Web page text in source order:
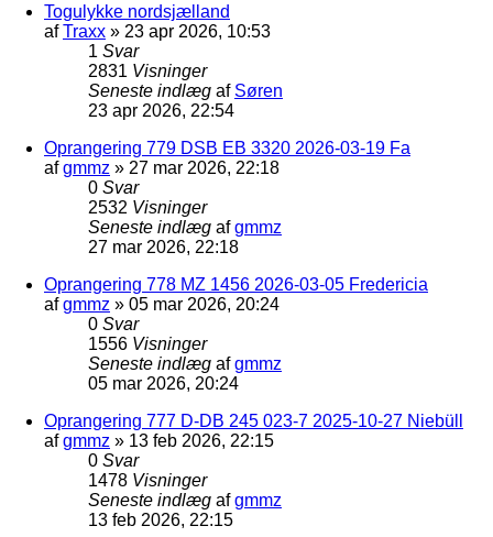
Togulykke nordsjælland
afTraxx » 23 apr 2026, 10:53
1 Svar
2831 Visninger
Seneste indlæg af Søren
23 apr 2026, 22:54
Oprangering 779 DSB EB 3320 2026-03-19 Fa
afgmmz » 27 mar 2026, 22:18
0 Svar
2532 Visninger
Seneste indlæg afgmmz
27 mar 2026, 22:18
Oprangering 778 MZ 1456 2026-03-05 Fredericia
afgmmz » 05 mar 2026, 20:24
0 Svar
1556 Visninger
Seneste indlæg afgmmz
05 mar 2026, 20:24
Oprangering 777 D-DB 245 023-7 2025-10-27 Niebüll
afgmmz » 13 feb 2026, 22:15
0 Svar
1478 Visninger
Seneste indlæg afgmmz
13 feb 2026, 22:15